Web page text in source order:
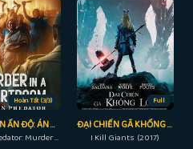
Hoàn Tất (3/3)
SÁT NHÂN ẤN ĐỘ: ÁN MẠNG TRONG PHÒNG XỬ ÁN
Indian Predator: Murder in a Courtroom (2022)
Full
ĐẠI CHIẾN GÃ KHỔNG LỒ
I Kill Giants (2017)